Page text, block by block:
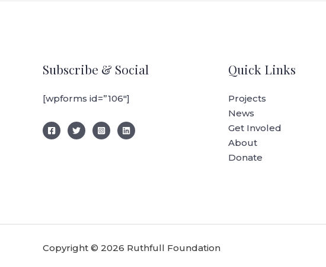
Subscribe & Social
[wpforms id=”106″]
Quick Links
Projects
News
Get Involed
About
Donate
Copyright © 2026 Ruthfull Foundation